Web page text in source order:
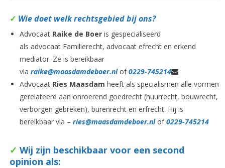
✓ Wie doet welk rechtsgebied bij ons?
AdvocaatRaike de Boeris gespecialiseerd
als advocaat Familierecht, advocaat efrecht en erkend
mediator. Ze is bereikbaar
via raike@maasdamdeboer.nlof0229-745214
AdvocaatRies Maasdam heeft als specialismen alle vormen
gerelateerd aan onroerend goedrecht (huurrecht, bouwrecht,
verborgen gebreken), burenrecht en erfrecht. Hij is
bereikbaar via – ries@maasdamdeboer.nlof0229-745214
✓ Wij zijn beschikbaar voor een second
opinion als: